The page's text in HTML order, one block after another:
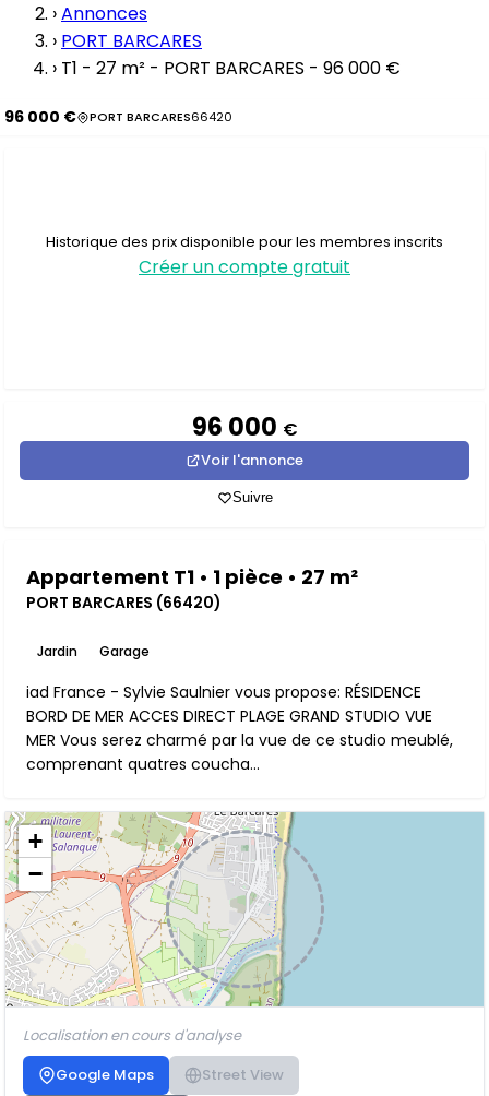
›Annonces
› PORT BARCARES
› T1 - 27 m² - PORT BARCARES - 96 000 €
96 000 € PORT BARCARES66420
Historique des prix disponible pour les membres inscrits
Créer un compte gratuit
96 000 €
Voir l'annonce
Suivre
Appartement T1 • 1 pièce • 27 m²
PORT BARCARES (66420)
Jardin Garage
iad France - Sylvie Saulnier vous propose: RÉSIDENCE
BORD DE MER ACCES DIRECT PLAGE GRAND STUDIO VUE
MER Vous serez charmé par la vue de ce studio meublé,
comprenant quatres coucha...
+
−
Localisation en cours d'analyse
Google Maps
Street View